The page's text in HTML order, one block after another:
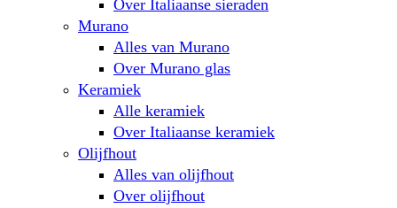
Over Italiaanse sieraden
Murano
Alles van Murano
Over Murano glas
Keramiek
Alle keramiek
Over Italiaanse keramiek
Olijfhout
Alles van olijfhout
Over olijfhout